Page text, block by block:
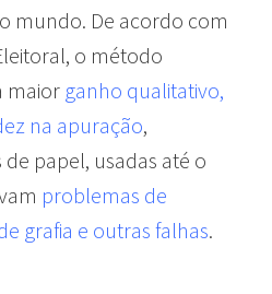
mundo. De acordo com
o método
maior ganho qualitativo,
na apuração,
papel, usadas até o
problemas de
grafia e outras falhas.